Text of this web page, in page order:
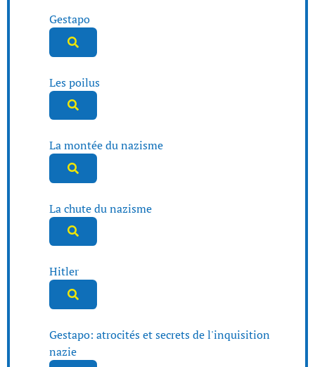
Gestapo
Les poilus
La montée du nazisme
La chute du nazisme
Hitler
Gestapo: atrocités et secrets de l'inquisition
nazie